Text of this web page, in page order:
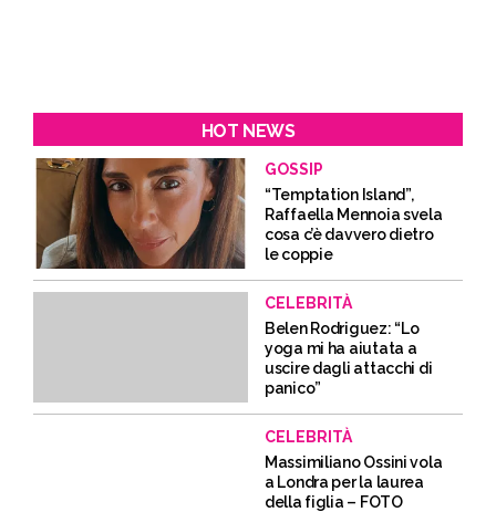
HOT NEWS
GOSSIP
“Temptation Island”,
Raffaella Mennoia svela
cosa c’è davvero dietro
le coppie
CELEBRITÀ
Belen Rodriguez: “Lo
yoga mi ha aiutata a
uscire dagli attacchi di
panico”
CELEBRITÀ
Massimiliano Ossini vola
a Londra per la laurea
della figlia – FOTO